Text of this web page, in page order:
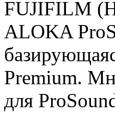
FUJIFILM
ALOKA
Premium.
для